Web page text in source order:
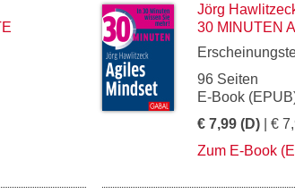
Jörg
30 MINUTEN
96 Seiten
E-Book
€ 7,99 (D) | €
Zum E-Book